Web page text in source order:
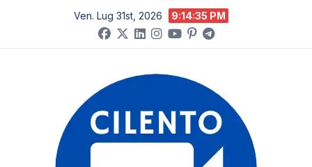
contenuto
Ven. Lug 31st, 2026 9:14:36 PM